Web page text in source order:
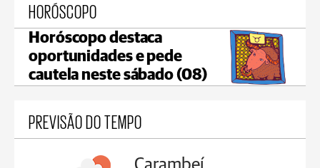
HORÓSCOPO
Horóscopo destaca
oportunidades e pede
cautela neste sábado (08)
PREVISÃO DO TEMPO